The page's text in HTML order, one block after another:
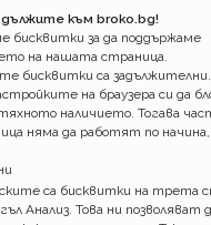
безплатно при
по каско
на промоция по каско
за България по каско
към broko.bg!
бисквитки за да поддържаме
на нашата страница.
бисквитки са
на браузера си да
наличието. Тогава
няма да работят по начина,
са бисквитки на трета
Анализ. Това ни позволяват